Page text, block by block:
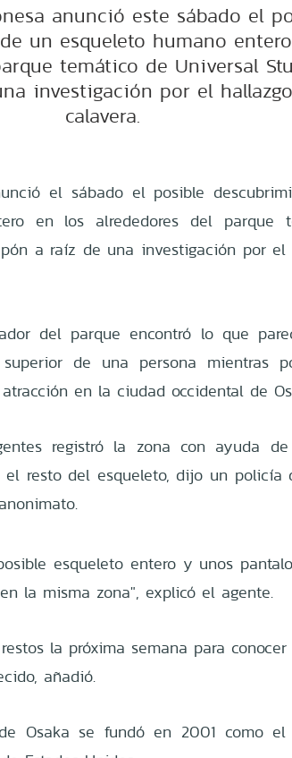
anunció este sábado el
un esqueleto humano
temático de Universal
investigación por el
calavera.
el sábado el posible
en los alrededores del parque
a raíz de una investigación por el
del parque encontró lo que
de una persona mientras
en la ciudad occidental de
registró la zona con ayuda
el resto del esqueleto, dijo un policía
esqueleto entero y unos
la misma zona", explicó el agente.
la próxima semana para
añadió.
Osaka se fundó en 2001 como